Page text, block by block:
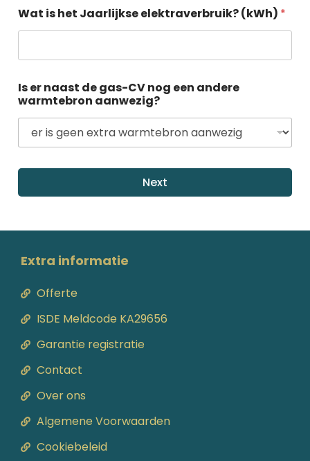
Wat is het Jaarlijkse elektraverbruik? (kWh) *
Is er naast de gas-CV nog een andere
warmtebron aanwezig?
Next
Extra informatie
Offerte
ISDE Meldcode KA29656
Garantie registratie
Contact
Over ons
Algemene Voorwaarden
Cookiebeleid